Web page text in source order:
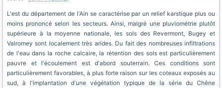
L'est du département de l'Ain se caractérise par un relief karstique plus ou
moins prononcé selon les secteurs. Ainsi, malgré une pluviométrie plutôt
supérieure à la moyenne nationale, les sols des Revermont, Bugey et
Valromey sont localement très arides. Du fait des nombreuses infiltrations
de l'eau dans la roche calcaire, la rétention des sols est particulièrement
pauvre et l'écoulement est d'abord souterrain. Ces conditions sont
particulièrement favorables, à plus forte raison sur les coteaux exposés au
sud, à l'implantation d'une végétation typique de la série du Chêne